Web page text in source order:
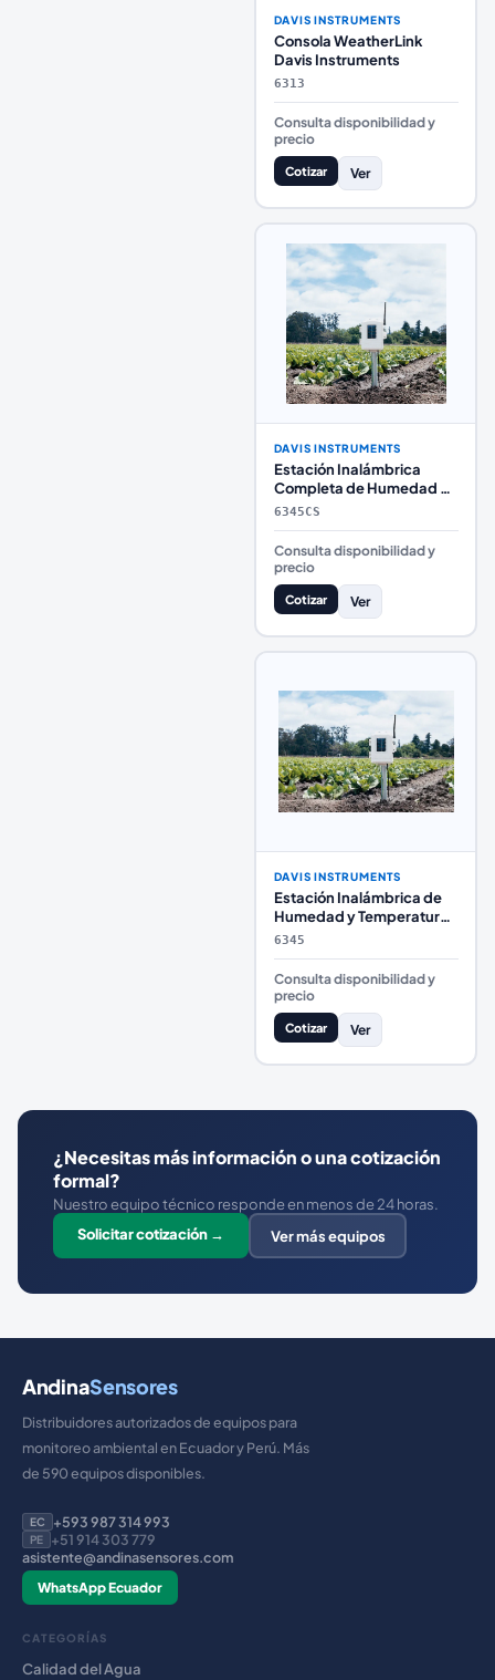
DAVIS INSTRUMENTS
Consola WeatherLink
Davis Instruments
6313
Consulta disponibilidad y
precio
Cotizar Ver
DAVIS INSTRUMENTS
Estación Inalámbrica
Completa de Humedad y
Temperatura del Suelo
6345CS
Consulta disponibilidad y
precio
Cotizar Ver
DAVIS INSTRUMENTS
Estación Inalámbrica de
Humedad y Temperatura
de Hoja y Suelo Davis
6345
Consulta disponibilidad y
precio
Cotizar Ver
¿Necesitas más información o una cotización
formal?
Nuestro equipo técnico responde en menos de 24 horas.
Solicitar cotización →
Ver más equipos
AndinaSensores
Distribuidores autorizados de equipos para
monitoreo ambiental en Ecuador y Perú. Más
de 590 equipos disponibles.
EC +593 987 314 993
PE
+51 914 303 779
asistente@andinasensores.com
WhatsApp Ecuador
CATEGORÍAS
Calidad del Agua